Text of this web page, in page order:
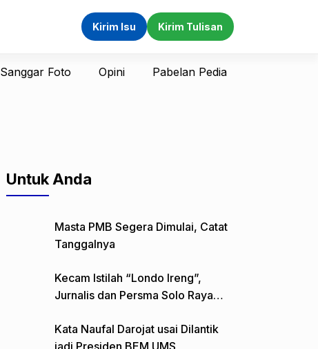
Kirim Isu Kirim Tulisan
Sanggar Foto Opini Pabelan Pedia
Untuk Anda
Masta PMB Segera Dimulai, Catat
Tanggalnya
Kecam Istilah “Londo Ireng”,
Jurnalis dan Persma Solo Raya
Kata Naufal Darojat usai Dilantik
jadi Presiden BEM UMS